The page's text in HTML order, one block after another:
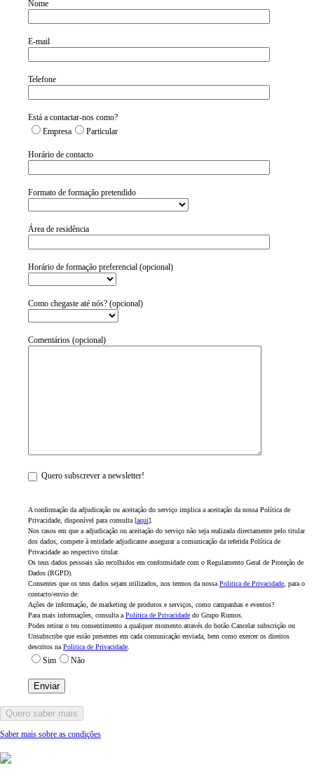
Nome
E-mail
Telefone
Está a contactar-nos como?
Empresa
Particular
Horário de contacto
Formato de formação pretendido
Área de residência
Horário de formação preferencial (opcional)
Como chegaste até nós? (opcional)
Comentários (opcional)
Quero subscrever a newsletter!
A confirmação da adjudicação ou aceitação do serviço implica a aceitação da nossa Política de
Privacidade, disponível para consulta [aqui].
Nos casos em que a adjudicação ou aceitação do serviço não seja realizada directamente pelo titular
dos dados, compete à entidade adjudicante assegurar a comunicação da referida Política de
Privacidade ao respectivo titular.
Os teus dados pessoais são recolhidos em conformidade com o Regulamento Geral de Proteção de
Dados (RGPD).
Consentes que os teus dados sejam utilizados, nos termos da nossaPolitica de Privacidade, para o
contacto/envio de:
Ações de informação, de marketing de produtos e serviços, como campanhas e eventos?
Para mais informações, consulta aPolitica de Privacidade do Grupo Rumos.
Podes retirar o teu consentimento a qualquer momento através do botão Cancelar subscrição ou
Unsubscribe que estão presentes em cada comunicação enviada, bem como exercer os direitos
descritos naPolitica de Privacidade.
Sim Não
Quero saber mais
Saber mais sobre as condições